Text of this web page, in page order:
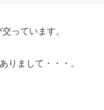
っています。
りまして・・・。